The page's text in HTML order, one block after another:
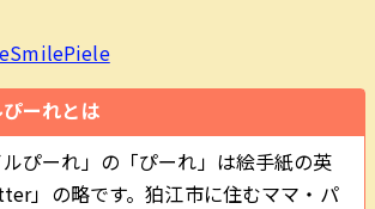
ーれとは
ルぴーれ」の「ぴーれ」は絵手紙の英
」の略です。狛江市に住むママ・パ